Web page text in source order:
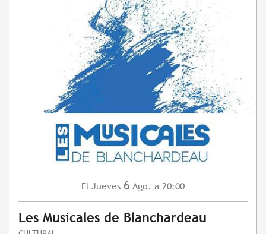
El Jueves 6 Ago. a 20:00
Les Musicales de Blanchardeau